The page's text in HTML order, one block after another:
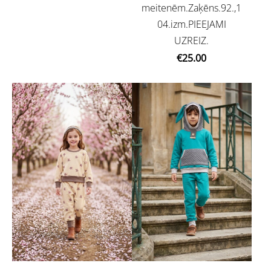
meitenēm.Zaķēns.92.,1
04.izm.PIEEJAMI
UZREIZ.
€25.00